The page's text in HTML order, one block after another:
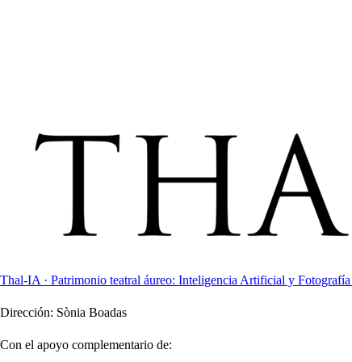
Thal-IA · Patrimonio teatral áureo: Inteligencia Artificial y Fotografía
Dirección: Sònia Boadas
Con el apoyo complementario de: